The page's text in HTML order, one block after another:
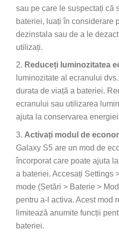
sau pe care le suspectați că
bateriei, luați în considerare
dezinstala sau de a le
utilizați.
Reduceți luminozitatea
luminozitate al ecranului
durata de viață a bateriei.
ecranului sau utilizarea
ajuta la conservarea
Activați modul de
Galaxy S5 are un mod de
încorporat care poate ajuta
a bateriei. Accesați Settings
mode (Setări > Baterie >
pentru a-l activa. Acest mod
limitează anumite funcții
bateriei.